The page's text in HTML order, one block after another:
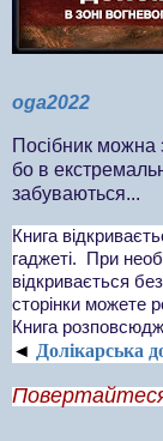
oga2022
Посібник можна
бо в
забуваються...
Книга
гаджеті. При
відкривається
сторінки можете
Книга
◄ Долікарська